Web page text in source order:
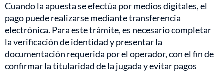
Cuando la apuesta se efectúa por medios digitales, el
pago puede realizarse mediante transferencia
electrónica. Para este trámite, es necesario completar
la verificación de identidad y presentar la
documentación requerida por el operador, con el fin de
confirmar la titularidad de la jugada y evitar pagos